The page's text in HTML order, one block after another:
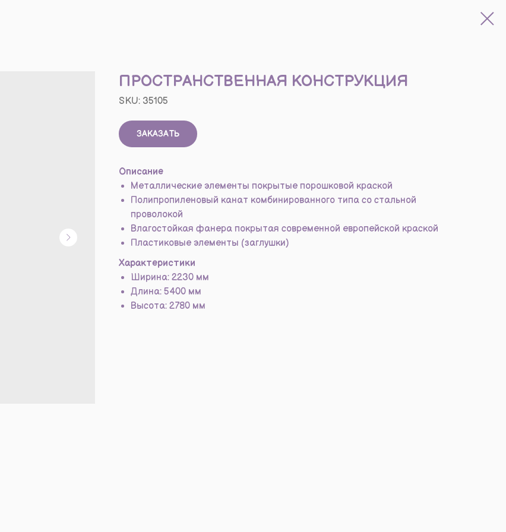
ПРОСТРАНСТВЕННАЯ КОНСТРУКЦИЯ
SKU: 35105
ЗАКАЗАТЬ
Описание
Металлические элементы покрытые порошковой краской
Полипропиленовый канат комбинированного типа со стальной
проволокой
Влагостойкая фанера покрытая современной европейской краской
Пластиковые элементы (заглушки)
Характеристики
Ширина: 2230 мм
Длина: 5400 мм
Высота: 2780 мм